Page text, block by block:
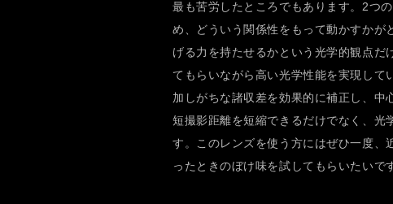
最も苦労したところでもあります。2つ
め、どういう関係性をもって動かすかが
げる力を持たせるかという光学的観点だ
てもらいながら高い光学性能を実現し
加しがちな諸収差を効果的に補正し、中
短撮影距離を短縮できるだけでなく、光
す。このレンズを使う方にはぜひ一度
ったときのぼけ味を試してもらいたいで